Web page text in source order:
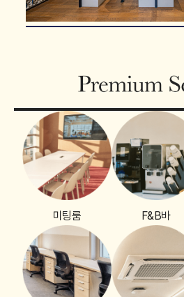
미팅룸 F&B바